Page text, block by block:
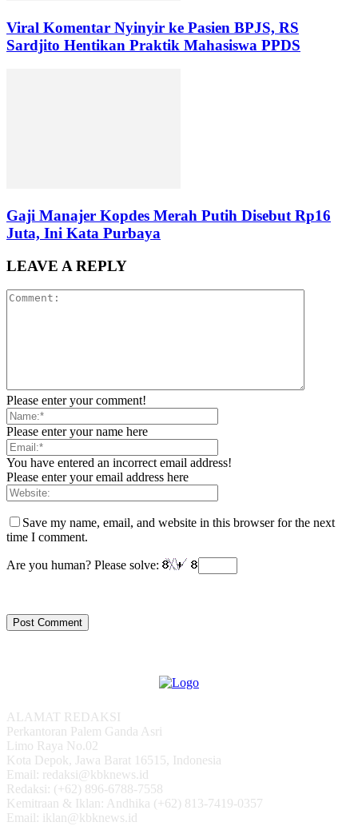
Viral Komentar Nyinyir ke Pasien BPJS, RS
Sardjito Hentikan Praktik Mahasiswa PPDS
Gaji Manajer Kopdes Merah Putih Disebut Rp16
Juta, Ini Kata Purbaya
LEAVE A REPLY
Please enter your comment!
Please enter your name here
You have entered an incorrect email address!
Please enter your email address here
Save my name, email, and website in this browser for the next
time I comment.
Are you human? Please solve:
ALAMAT REDAKSI
Perkantoran Palem Ganda Asri
Limo Raya No.02
Kota Depok, Jawa Barat 16515, Indonesia
Email: redaksi@kbknews.id
Redaksi: (+62) 896-6788-7558
Kemitraan & Iklan: Andhika (+62) 813-7419-0357
Email: iklan@kbknews.id